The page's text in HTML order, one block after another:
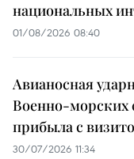
национальных
01/08/2026 08:40
Авианосная
Военно-
прибыла с
30/07/2026 11:34